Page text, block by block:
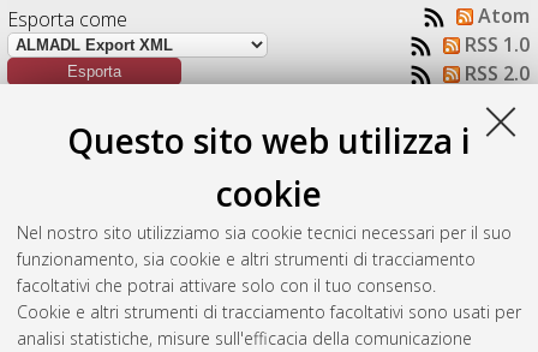
Questo sito web utilizza i
cookie
Nel nostro sito utilizziamo sia cookie tecnici necessari per il suo
funzionamento, sia cookie e altri strumenti di tracciamento
facoltativi che potrai attivare solo con il tuo consenso.
Cookie e altri strumenti di tracciamento facoltativi sono usati per
analisi statistiche, misure sull'efficacia della comunicazione
Esporta come
Atom
RSS 1.0
RSS 2.0
Numero di documenti:1.
Quatrosi, Francesca
Il questionario di benchmarking per le
Università che offrono blended learning: un'esperienza
costruttiva.In: E-learning, creatività e innovazione. VI
Congresso nazionale SIe-L, 16-18 settembre 2009, Fisciano,
Salerno, Italia.